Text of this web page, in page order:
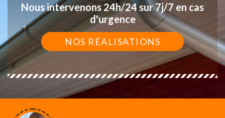
Nous intervenons 24h/24 sur 7j/7 en cas
d'urgence
NOS RÉALISATIONS